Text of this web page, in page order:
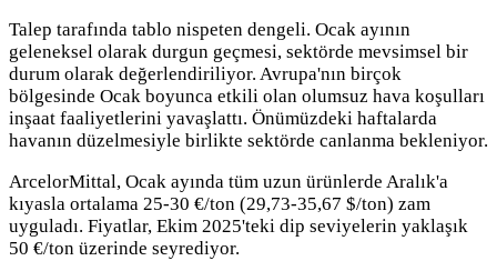
Talep tarafında tablo nispeten dengeli. Ocak ayının
geleneksel olarak durgun geçmesi, sektörde mevsimsel bir
durum olarak değerlendiriliyor. Avrupa'nın birçok
bölgesinde Ocak boyunca etkili olan olumsuz hava koşulları
inşaat faaliyetlerini yavaşlattı. Önümüzdeki haftalarda
havanın düzelmesiyle birlikte sektörde canlanma bekleniyor.
ArcelorMittal, Ocak ayında tüm uzun ürünlerde Aralık'a
kıyasla ortalama 25-30 €/ton (29,73-35,67 $/ton) zam
uyguladı. Fiyatlar, Ekim 2025'teki dip seviyelerin yaklaşık
50 €/ton üzerinde seyrediyor.